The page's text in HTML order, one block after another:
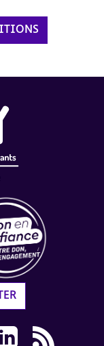
dans une
AVH dans
X AVH dans une
sur Instagram
suivre sur
Flux RSS